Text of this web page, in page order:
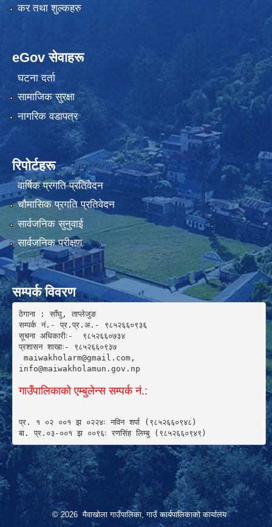
कर तथा शुल्कहरु
eGov सेवाहरू
घटना दर्ता
सामाजिक सुरक्षा
नागरिक वडापत्र
रिपोर्टहरू
वार्षिक प्रगति प्रतिवेदन
चौमासिक प्रगति प्रतिवेदन
सार्वजनिक सुनुवाई
सार्वजनिक परीक्षण
सम्पर्क विवरण
ठेगाना : साँघु, ताप्लेजुङ
सम्पर्क नं.- प्र.प्र.अ.- ९८५२६६०९३६
सूचना अधिकारीः-  ९८५२६६०७३४
प्रशासन शाखाः- ९८५२६६०९३७
maiwakholarm@gmail.com,
info@maiwakholamun.gov.np
गाउँपालिकाको एम्बुलेन्स सम्पर्क नं.:
प्र. १ ०२ ००१ झ ०२२४ः नविन शर्पा (९८५२६६०९४८)
बा. प्र.०३-००१ झ ००९६ः रणसिंह लिम्बु (९८५२६६०९४९)
© 2026 मैवाखोला गाउँपालिका, गाउँ कार्यपालिकाको कार्यालय